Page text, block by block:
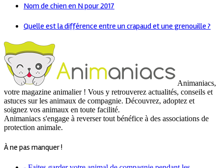
Nom de chien en N pour 2017
Quelle est la différence entre un crapaud et une grenouille ?
Animaniacs,
votre magazine animalier ! Vous y retrouverez actualités, conseils et
astuces sur les animaux de compagnie. Découvrez, adoptez et
soignez vos animaux en toute facilité.
Animaniacs s'engage à reverser tout bénéfice à des associations de
protection animale.
À ne pas manquer !